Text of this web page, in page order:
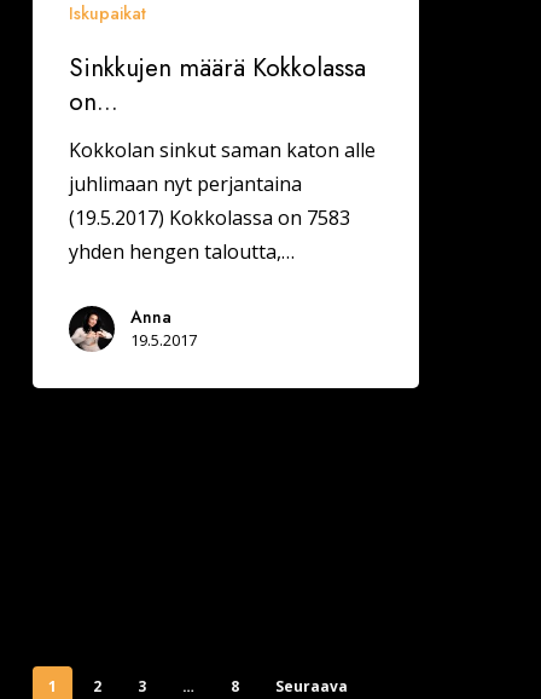
Iskupaikat
Sinkkujen määrä Kokkolassa
on…
Kokkolan sinkut saman katon alle
juhlimaan nyt perjantaina
(19.5.2017) Kokkolassa on 7583
yhden hengen taloutta,…
Anna
19.5.2017
1 2 3 … 8 Seuraava